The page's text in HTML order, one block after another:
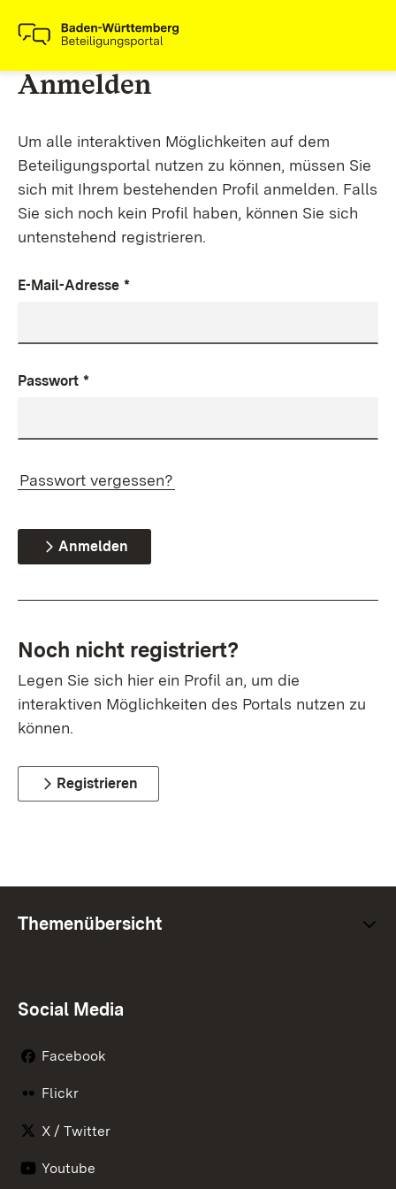
Anmelden
Um alle interaktiven Möglichkeiten auf dem
Beteiligungsportal nutzen zu können, müssen Sie
sich mit Ihrem bestehenden Profil anmelden. Falls
Sie sich noch kein Profil haben, können Sie sich
untenstehend registrieren.
E-Mail-Adresse *
Passwort *
Passwort vergessen?
Anmelden
Noch nicht registriert?
Legen Sie sich hier ein Profil an, um die
interaktiven Möglichkeiten des Portals nutzen zu
können.
Registrieren
Themenübersicht
Social Media
Facebook
Flickr
X / Twitter
Youtube